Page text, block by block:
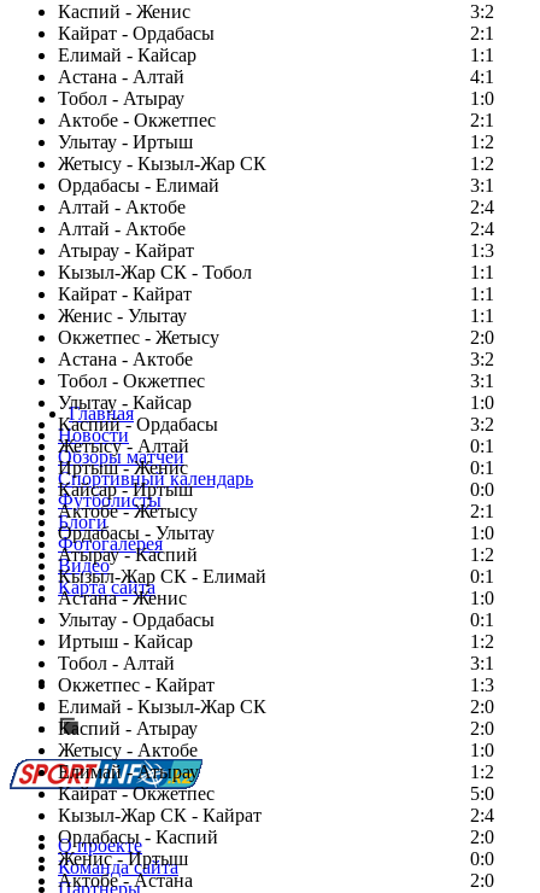
Каспий - Женис
3:2
Кайрат - Ордабасы
2:1
Елимай - Кайсар
1:1
Астана - Алтай
4:1
Тобол - Атырау
1:0
Актобе - Окжетпес
2:1
Улытау - Иртыш
1:2
Жетысу - Кызыл-Жар СК
1:2
Ордабасы - Елимай
3:1
Алтай - Актобе
2:4
Алтай - Актобе
2:4
Атырау - Кайрат
1:3
Кызыл-Жар СК - Тобол
1:1
Кайрат - Кайрат
1:1
Женис - Улытау
1:1
Окжетпес - Жетысу
2:0
Астана - Актобе
3:2
Тобол - Окжетпес
3:1
Улытау - Кайсар
1:0
Каспий - Ордабасы
3:2
Жетысу - Алтай
0:1
Иртыш - Женис
0:1
Кайсар - Иртыш
0:0
Актобе - Жетысу
2:1
Ордабасы - Улытау
1:0
Атырау - Каспий
1:2
Кызыл-Жар СК - Елимай
0:1
Астана - Женис
1:0
Улытау - Ордабасы
0:1
Иртыш - Кайсар
1:2
Тобол - Алтай
3:1
Окжетпес - Кайрат
1:3
Елимай - Кызыл-Жар СК
2:0
Каспий - Атырау
2:0
Жетысу - Актобе
1:0
Елимай - Атырау
1:2
Кайрат - Окжетпес
5:0
Кызыл-Жар СК - Кайрат
2:4
Ордабасы - Каспий
2:0
Женис - Иртыш
0:0
Актобе - Астана
2:0
Главная
Новости
Обзоры матчей
Спортивный календарь
Футболисты
Блоги
Фотогалерея
Видео
Карта сайта
Есть идея?
Сообщить о мероприятии
Перейти на старый сайт
О проекте
Команда сайта